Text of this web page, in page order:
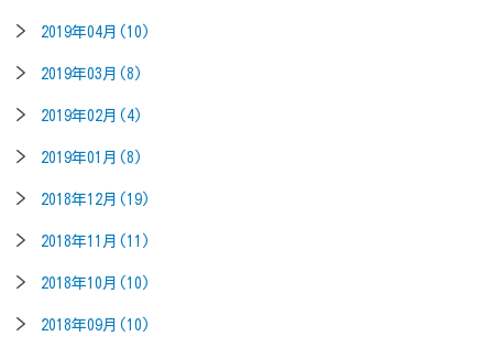
2019年04月(10)
2019年03月(8)
2019年02月(4)
2019年01月(8)
2018年12月(19)
2018年11月(11)
2018年10月(10)
2018年09月(10)